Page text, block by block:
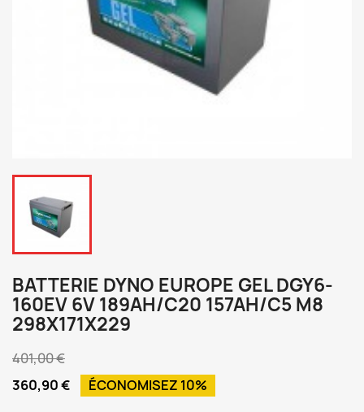
BATTERIE DYNO EUROPE GEL DGY6-
160EV 6V 189AH/C20 157AH/C5 M8
298X171X229
401,00 €
360,90 €
ÉCONOMISEZ 10%